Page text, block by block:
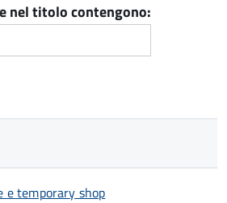
nel titolo contengono:
e temporary shop